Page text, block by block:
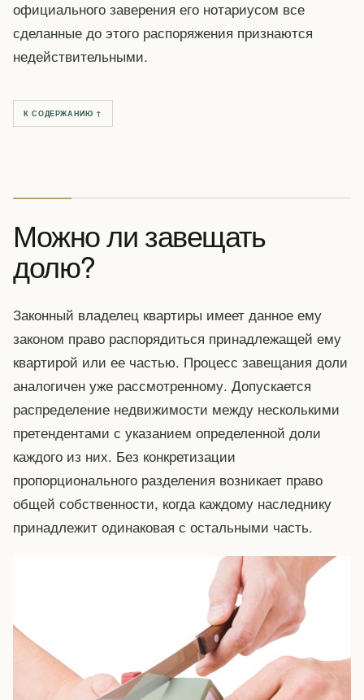
официального заверения его нотариусом все
сделанные до этого распоряжения признаются
недействительными.
К СОДЕРЖАНИЮ ↑
Можно ли завещать
долю?
Законный владелец квартиры имеет данное ему
законом право распорядиться принадлежащей ему
квартирой или ее частью. Процесс завещания доли
аналогичен уже рассмотренному. Допускается
распределение недвижимости между несколькими
претендентами с указанием определенной доли
каждого из них. Без конкретизации
пропорционального разделения возникает право
общей собственности, когда каждому наследнику
принадлежит одинаковая с остальными часть.